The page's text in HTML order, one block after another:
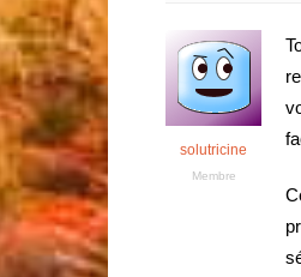
solutricine
Membre